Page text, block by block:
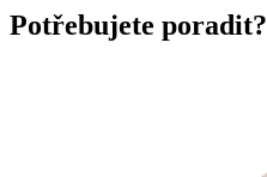
Potřebujete poradit?